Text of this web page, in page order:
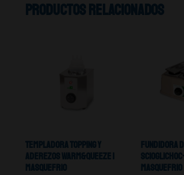
Productos relacionados
Templadora Topping Y
Aderezos Warm&queeze 1
Masquefrio
Fundidora
Masquefrio